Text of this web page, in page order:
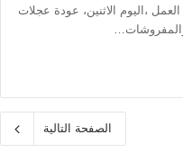
،اليوم الاثنين، عودة عجلات
الصفحة التالية